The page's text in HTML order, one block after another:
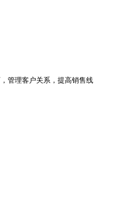
管理客户关系，提高销售线